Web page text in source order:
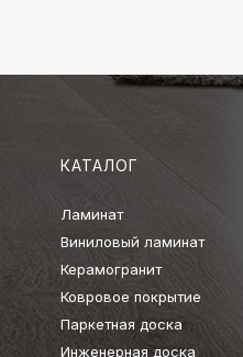
КАТАЛОГ
Ламинат
Виниловый ламинат
Керамогранит
Ковровое покрытие
Паркетная доска
Инженерная доска